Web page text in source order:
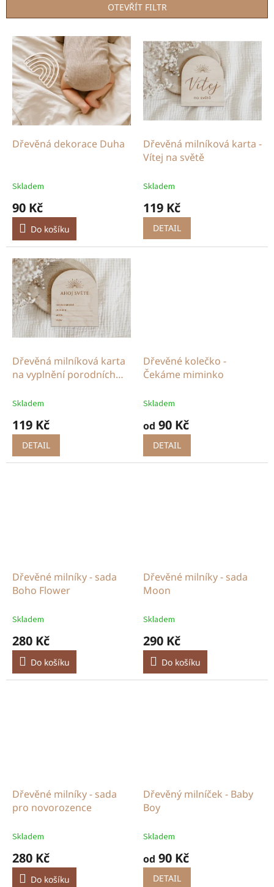
r
d
u
ů
OTEVŘÍT FILTR
V
p
p
o
Dřevěná dekorace Duha
Skladem
90 Kč
Do košíku
Dřevěná milníková karta -
Vítej na světě
Skladem
119 Kč
DETAIL
Dřevěná milníková karta
na vyplnění porodních
Skladem
119 Kč
DETAIL
Dřevěné kolečko -
Čekáme miminko
Skladem
od 90 Kč
DETAIL
Dřevěné milníky - sada
Boho Flower
Skladem
280 Kč
Do košíku
Dřevěné milníky - sada
Moon
Skladem
290 Kč
Do košíku
Dřevěné milníky - sada
pro novorozence
Skladem
280 Kč
Do košíku
Dřevěný milníček - Baby
Boy
Skladem
od 90 Kč
DETAIL